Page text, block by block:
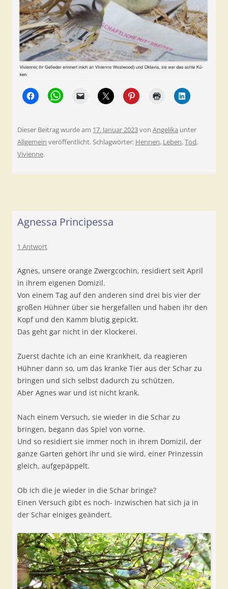
Dieser Beitrag wurde am 17. Januar 2023von Angelika unter
Allgemein veröffentlicht. Schlagwörter: Hennen, Leben,Tod,
Vivienne.
Agnessa Principessa
1 Antwort
Agnes, unsere orange Zwergcochin, residiert seit April
in ihrem eigenen Domizil.
Von einem Tag auf den anderen sind drei bis vier der
großen Hühner über sie hergefallen und haben ihr den
Kopf und den Kamm blutig gepickt.
Das geht gar nicht in der Klockerei.
Zuerst dachte ich an eine Krankheit, da reagieren
Hühner dann so, um das kranke Tier aus der Schar zu
bringen und sich selbst dadurch zu schützen.
Aber Agnes war und ist nicht krank.
Nach einem Versuch, sie wieder in die Schar zu
bringen, begann das Spiel von vorne.
Und so residiert sie immer noch in ihrem Domizil, der
ganze Garten gehört ihr und sie wird, einer Prinzessin
gleich, aufgepäppelt.
Ob ich die je wieder in die Schar bringe?
Einen Versuch gibt es noch- inzwischen hat sich ja in
der Schar einiges geändert.